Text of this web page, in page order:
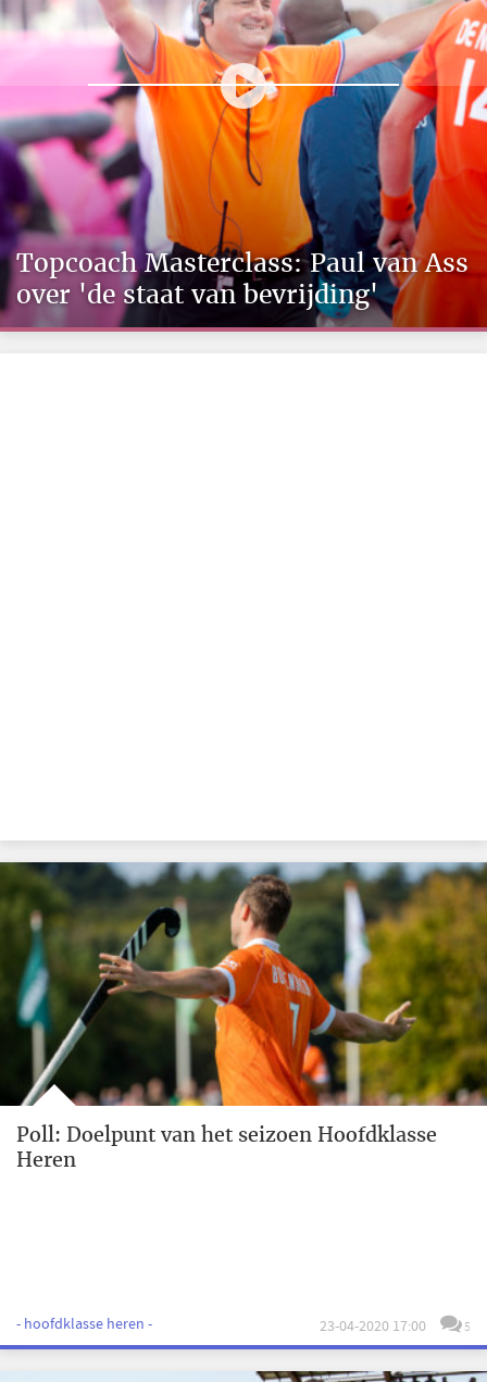
Topcoach Masterclass: Paul van Ass
over 'de staat van bevrijding'
Poll: Doelpunt van het seizoen Hoofdklasse
Heren
- hoofdklasse heren - 23-04-2020 17:00 5